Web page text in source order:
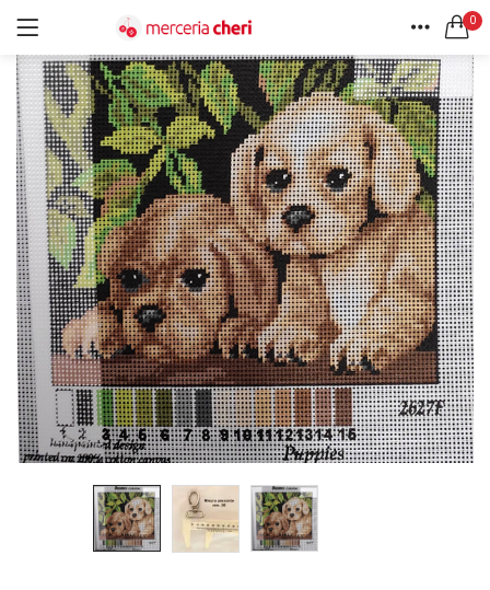
0
HOME
ACCOUNT
ACCEDI REGISTRATI
Ricordami
Password dimenticata?
CERCA IN:
Tutte le categorie
Accessori Design (56)
Accessori merceria (94)
Cesti portalavoro (8)
Aghi e spilli (24)
Applicazioni (26)
Borse (6)
Bottoni Vintage (204)
Lotti di Bottoni vintage (27)
Bottoni/alamari/automatici (46)
Alamari (5)
Calze collant donna (24)
Cerniere lampo / Zip/Fibbie (27)
Elastici (10)